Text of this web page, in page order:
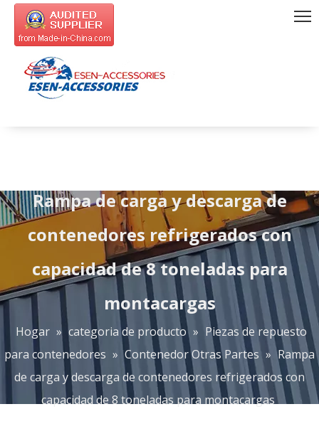
Rampa de carga y descarga de
contenedores refrigerados con
capacidad de 8 toneladas para
montacargas
Hogar » categoria de producto » Piezas de repuesto
para contenedores » Contenedor Otras Partes » Rampa
de carga y descarga de contenedores refrigerados con
capacidad de 8 toneladas para montacargas